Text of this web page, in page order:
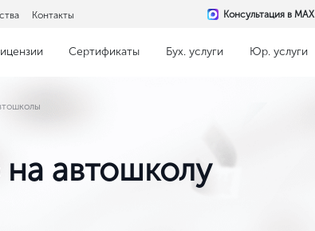
Контакты Консультация в MAX
Сертификаты Бух. услуги Юр. услуги
автошколу